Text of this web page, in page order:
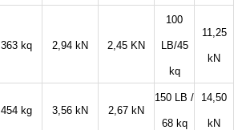
363 kq 2,94 kN 2,45 KN
100
LB/45
kq
11,25
kN
454 kg 3,56 kN 2,67 kN
150 LB /
68 kq
14,50
kN